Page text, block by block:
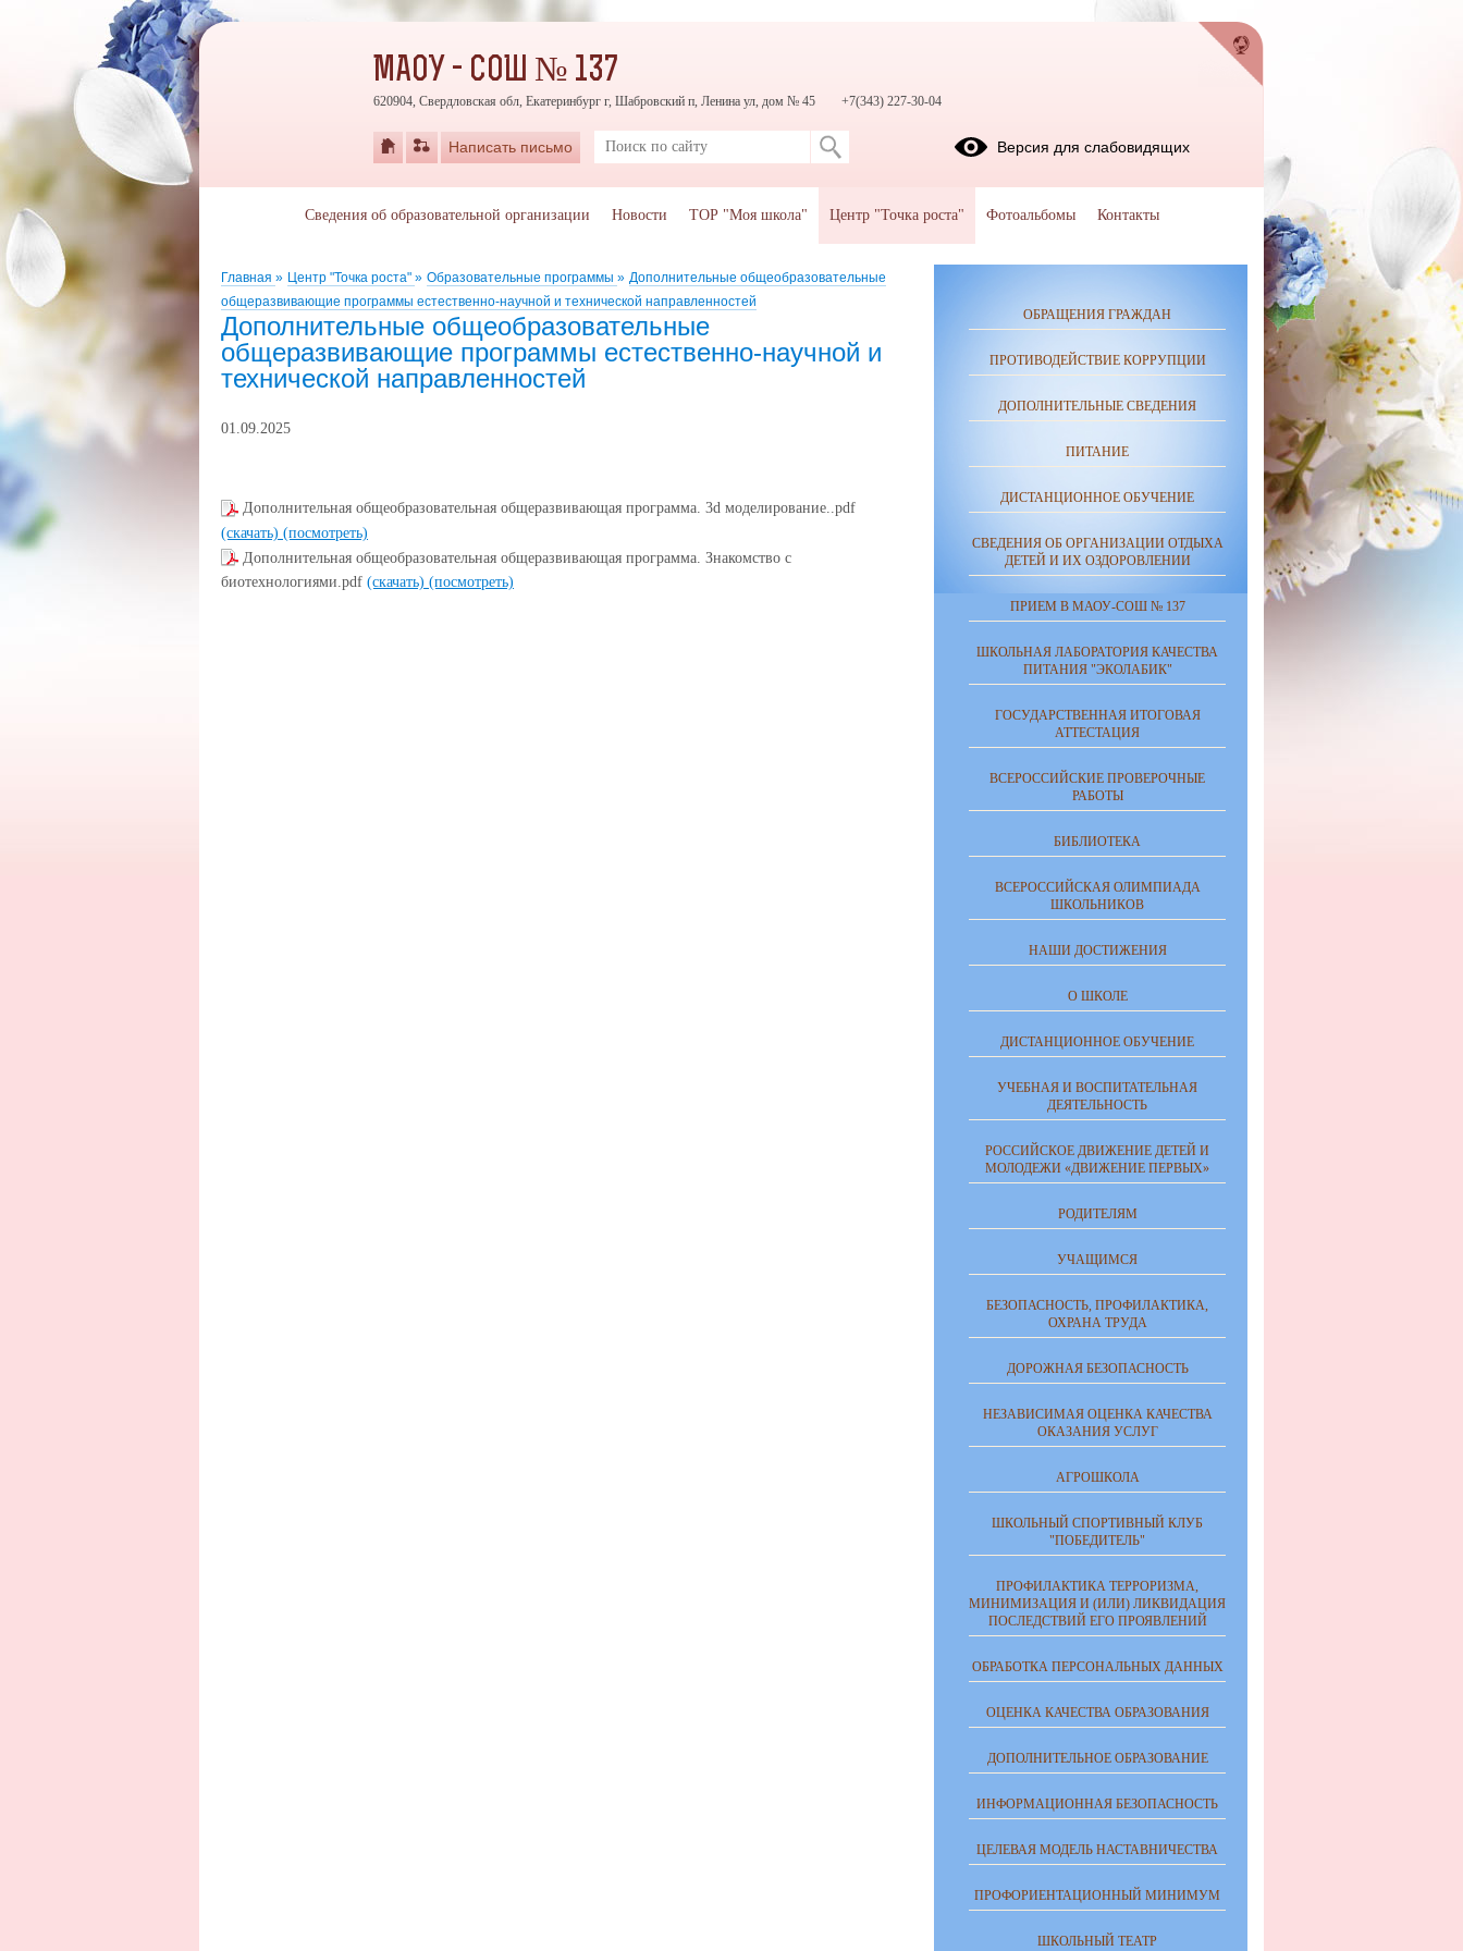
Главная » Центр "Точка роста" » Образовательные программы » Дополнительные общеобразовательные
общеразвивающие программы естественно-научной и технической направленностей
Дополнительные общеобразовательные
общеразвивающие программы естественно-научной и
технической направленностей
01.09.2025
Дополнительная общеобразовательная общеразвивающая программа. 3d моделирование..pdf
(скачать) (посмотреть)
Дополнительная общеобразовательная общеразвивающая программа. Знакомство с
биотехнологиями.pdf (скачать) (посмотреть)
ОБРАЩЕНИЯ ГРАЖДАН
ПРОТИВОДЕЙСТВИЕ КОРРУПЦИИ
ДОПОЛНИТЕЛЬНЫЕ СВЕДЕНИЯ
ПИТАНИЕ
ДИСТАНЦИОННОЕ ОБУЧЕНИЕ
СВЕДЕНИЯ ОБ ОРГАНИЗАЦИИ ОТДЫХА
ДЕТЕЙ И ИХ ОЗДОРОВЛЕНИИ
ПРИЕМ В МАОУ-СОШ № 137
ШКОЛЬНАЯ ЛАБОРАТОРИЯ КАЧЕСТВА
ПИТАНИЯ "ЭКОЛАБИК"
ГОСУДАРСТВЕННАЯ ИТОГОВАЯ
АТТЕСТАЦИЯ
ВСЕРОССИЙСКИЕ ПРОВЕРОЧНЫЕ
РАБОТЫ
БИБЛИОТЕКА
ВСЕРОССИЙСКАЯ ОЛИМПИАДА
ШКОЛЬНИКОВ
НАШИ ДОСТИЖЕНИЯ
О ШКОЛЕ
ДИСТАНЦИОННОЕ ОБУЧЕНИЕ
УЧЕБНАЯ И ВОСПИТАТЕЛЬНАЯ
ДЕЯТЕЛЬНОСТЬ
РОССИЙСКОЕ ДВИЖЕНИЕ ДЕТЕЙ И
МОЛОДЕЖИ «ДВИЖЕНИЕ ПЕРВЫХ»
РОДИТЕЛЯМ
УЧАЩИМСЯ
БЕЗОПАСНОСТЬ, ПРОФИЛАКТИКА,
ОХРАНА ТРУДА
ДОРОЖНАЯ БЕЗОПАСНОСТЬ
НЕЗАВИСИМАЯ ОЦЕНКА КАЧЕСТВА
ОКАЗАНИЯ УСЛУГ
АГРОШКОЛА
ШКОЛЬНЫЙ СПОРТИВНЫЙ КЛУБ
"ПОБЕДИТЕЛЬ"
ПРОФИЛАКТИКА ТЕРРОРИЗМА,
МИНИМИЗАЦИЯ И (ИЛИ) ЛИКВИДАЦИЯ
ПОСЛЕДСТВИЙ ЕГО ПРОЯВЛЕНИЙ
ОБРАБОТКА ПЕРСОНАЛЬНЫХ ДАННЫХ
ОЦЕНКА КАЧЕСТВА ОБРАЗОВАНИЯ
ДОПОЛНИТЕЛЬНОЕ ОБРАЗОВАНИЕ
ИНФОРМАЦИОННАЯ БЕЗОПАСНОСТЬ
ЦЕЛЕВАЯ МОДЕЛЬ НАСТАВНИЧЕСТВА
ПРОФОРИЕНТАЦИОННЫЙ МИНИМУМ
ШКОЛЬНЫЙ ТЕАТР
МАОУ - СОШ № 137
620904, Свердловская обл, Екатеринбург г, Шабровский п, Ленина ул, дом № 45 +7(343) 227-30-04
Написать письмо Версия для слабовидящих
Сведения об образовательной организации Новости ТОР "Моя школа" Центр "Точка роста" Фотоальбомы Контакты